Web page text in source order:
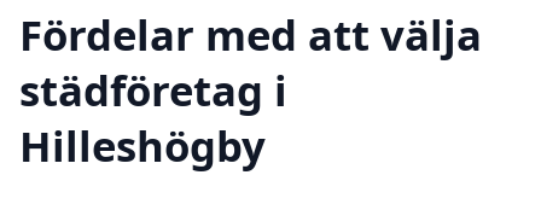
Fördelar med att välja
städföretag i
Hilleshögby